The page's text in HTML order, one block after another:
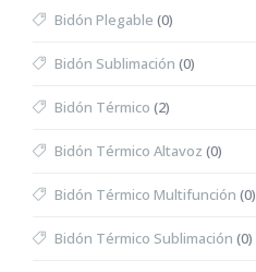
Bidón Plegable (0)
Bidón Sublimación (0)
Bidón Térmico (2)
Bidón Térmico Altavoz (0)
Bidón Térmico Multifunción (0)
Bidón Térmico Sublimación (0)